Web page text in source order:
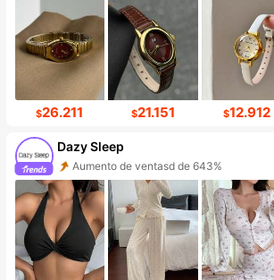
$26.211 $21.151 $12.912
Dazy Sleep
Aumento de ventasd de 643%